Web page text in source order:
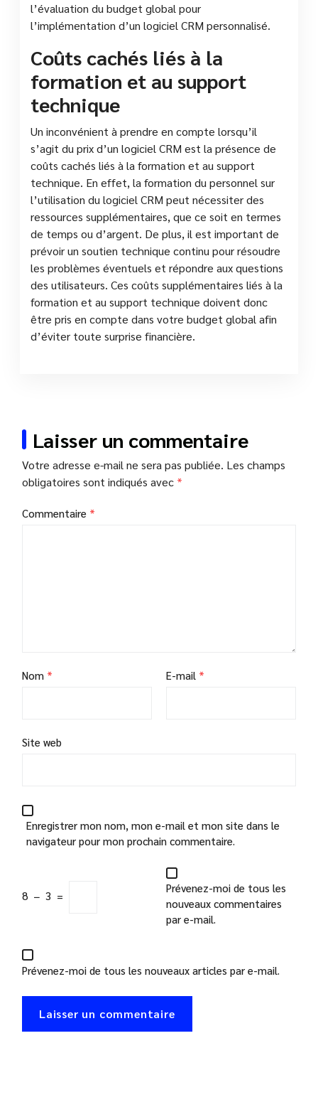
l’évaluation du budget global pour
l’implémentation d’un logiciel CRM personnalisé.
Coûts cachés liés à la
formation et au support
technique
Un inconvénient à prendre en compte lorsqu’il
s’agit du prix d’un logiciel CRM est la présence de
coûts cachés liés à la formation et au support
technique. En effet, la formation du personnel sur
l’utilisation du logiciel CRM peut nécessiter des
ressources supplémentaires, que ce soit en termes
de temps ou d’argent. De plus, il est important de
prévoir un soutien technique continu pour résoudre
les problèmes éventuels et répondre aux questions
des utilisateurs. Ces coûts supplémentaires liés à la
formation et au support technique doivent donc
être pris en compte dans votre budget global afin
d’éviter toute surprise financière.
Laisser un commentaire
Votre adresse e-mail ne sera pas publiée. Les champs
obligatoires sont indiqués avec *
Commentaire *
Nom * E-mail *
Site web
Enregistrer mon nom, mon e-mail et mon site dans le
navigateur pour mon prochain commentaire.
8 − 3 =
Prévenez-moi de tous les
nouveaux commentaires
par e-mail.
Prévenez-moi de tous les nouveaux articles par e-mail.